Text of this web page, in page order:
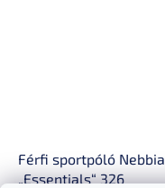
Férfi sportpóló Nebbia
„Essentials“ 326